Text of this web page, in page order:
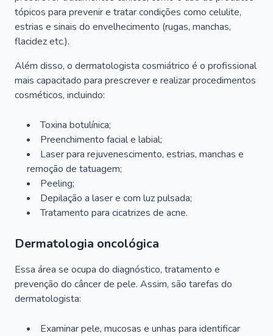
tópicos para prevenir e tratar condições como celulite,
estrias e sinais do envelhecimento (rugas, manchas,
flacidez etc.).
Além disso, o dermatologista cosmiátrico é o profissional
mais capacitado para prescrever e realizar procedimentos
cosméticos, incluindo:
Toxina botulínica;
Preenchimento facial e labial;
Laser para rejuvenescimento, estrias, manchas e
remoção de tatuagem;
Peeling;
Depilação a laser e com luz pulsada;
Tratamento para cicatrizes de acne.
Dermatologia oncológica
Essa área se ocupa do diagnóstico, tratamento e
prevenção do câncer de pele. Assim, são tarefas do
dermatologista:
Examinar pele, mucosas e unhas para identificar